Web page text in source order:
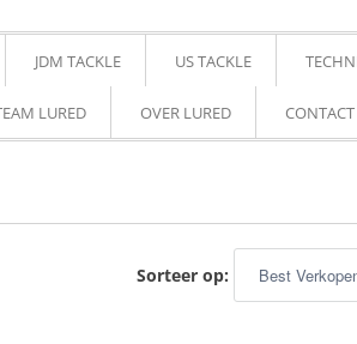
JDM TACKLE US TACKLE
LURED OVER LURED CONTACT
Sorteer op: